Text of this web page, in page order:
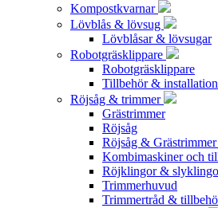
Kompostkvarnar
Lövblås & lövsug
Lövblåsar & lövsugar
Robotgräsklippare
Robotgräsklippare
Tillbehör &
Röjsåg & trimmer
Grästrimmer
Röjsåg
Röjsåg &
Kombimaskiner och
Röjklingor &
Trimmerhuvud
Trimmertråd &